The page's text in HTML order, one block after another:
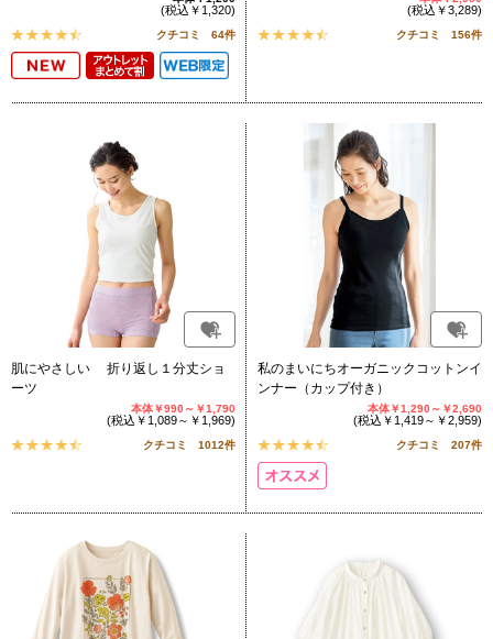
(税込￥1,320)
クチコミ 64件
(税込￥3,289)
クチコミ 156件
肌にやさしい 折り返し１分丈ショ
ーツ
本体￥990～￥1,790
(税込￥1,089～￥1,969)
クチコミ 1012件
私のまいにちオーガニックコットンイ
ンナー（カップ付き）
本体￥1,290～￥2,690
(税込￥1,419～￥2,959)
クチコミ 207件